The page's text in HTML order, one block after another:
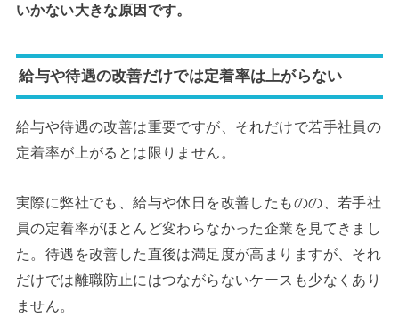
いかない大きな原因です。
給与や待遇の改善だけでは定着率は上がらない
給与や待遇の改善は重要ですが、それだけで若手社員の
定着率が上がるとは限りません。
実際に弊社でも、給与や休日を改善したものの、若手社
員の定着率がほとんど変わらなかった企業を見てきまし
た。待遇を改善した直後は満足度が高まりますが、それ
だけでは離職防止にはつながらないケースも少なくあり
ません。